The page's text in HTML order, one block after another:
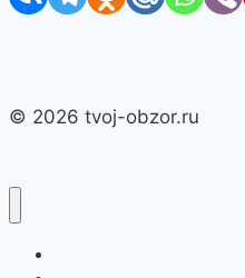
© 2026 tvoj-obzor.ru